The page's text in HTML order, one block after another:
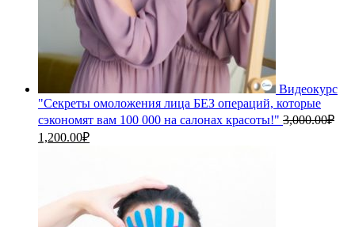
Видеокурс
"Секреты омоложения лица БЕЗ операций, которые
сэкономят вам 100 000 на салонах красоты!" 3,000.00₽
Первоначальная
1,200.00₽Текущая